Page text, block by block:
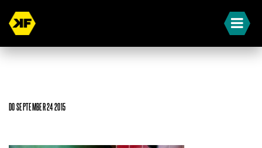
DO SEPTEMBER 24 2015